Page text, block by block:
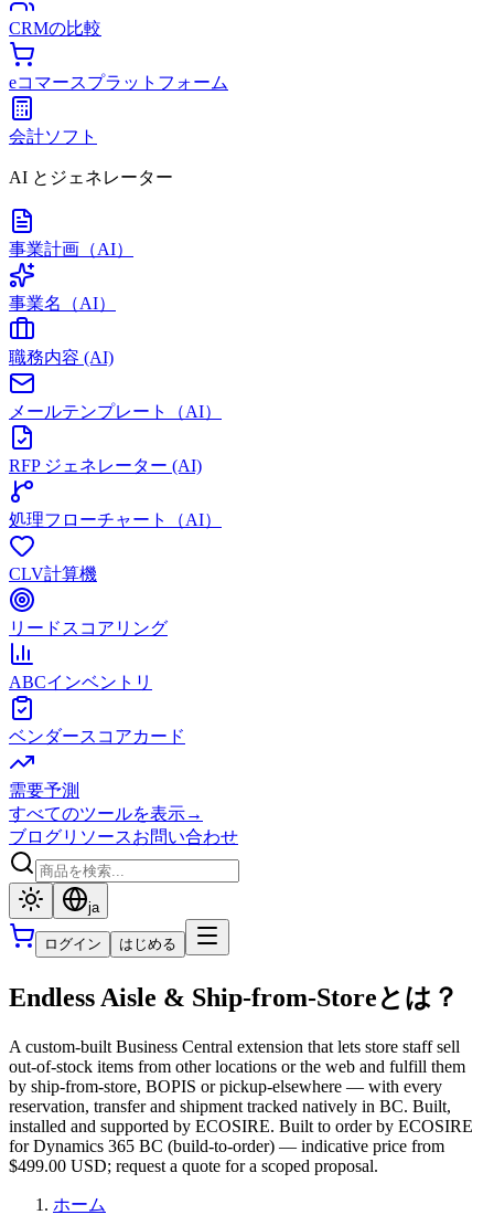
CRMの比較
eコマースプラットフォーム
会計ソフト
AI とジェネレーター
事業計画（AI）
事業名（AI）
職務内容 (AI)
メールテンプレート（AI）
RFP ジェネレーター (AI)
処理フローチャート（AI）
CLV計算機
リードスコアリング
ABCインベントリ
ベンダースコアカード
需要予測
すべてのツールを表示→
ブログリソースお問い合わせ
ja
ログイン はじめる
Endless Aisle & Ship-from-Storeとは？
A custom-built Business Central extension that lets store staff sell
out-of-stock items from other locations or the web and fulfill them
by ship-from-store, BOPIS or pickup-elsewhere — with every
reservation, transfer and shipment tracked natively in BC. Built,
installed and supported by ECOSIRE. Built to order by ECOSIRE
for Dynamics 365 BC (build-to-order) — indicative price from
$499.00 USD; request a quote for a scoped proposal.
ホーム